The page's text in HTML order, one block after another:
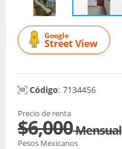
Google
Street View
Código: 7134456
Precio de renta
$6,000Mensual
Pesos Mexicanos